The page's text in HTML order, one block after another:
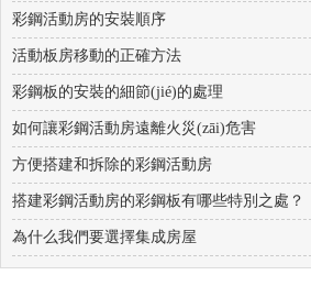
彩鋼活動房的安裝順序
活動板房移動的正確方法
彩鋼板的安裝的細節(jié)的處理
如何讓彩鋼活動房遠離火災(zāi)危害
方便搭建和拆除的彩鋼活動房
搭建彩鋼活動房的彩鋼板有哪些特別之處？
為什么我們要選擇集成房屋